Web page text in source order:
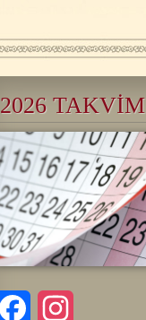
2026 TAKVİM
Facebook